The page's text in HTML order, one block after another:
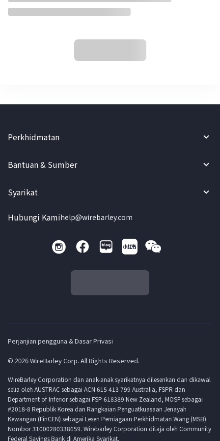
Perkhidmatan
Bantuan & Sumber
Syarikat
Hubungi Kamihelp@wirebarley.com
Perjanjian pengguna & Dasar Privasi
© 2026 WireBarley Corp. All Rights Reserved.
WireBarley Corporation dan anak-anak syarikatnya dilesenkan dan dikawal
selia oleh AUSTRAC sebagai ACN 615 413 799 Australia, FSPR dan
Department of Inferior sebagai FSP 618389 New Zealand, MOSF sebagai
#2018-8 Republik Korea dan Rangkaian Penguatkuasaan Jenayah
Kewangan (FinCEN) sebagai Lesen Perniagaan Perkhidmatan Wang (MSB)
Nombor 31000280338659. Wirebarley Corporation ditaja oleh Community
Federal Savings Bank di Amerika Syarikat.